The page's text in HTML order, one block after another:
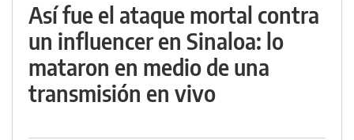
Así fue el ataque mortal contra
un influencer en Sinaloa: lo
mataron en medio de una
transmisión en vivo